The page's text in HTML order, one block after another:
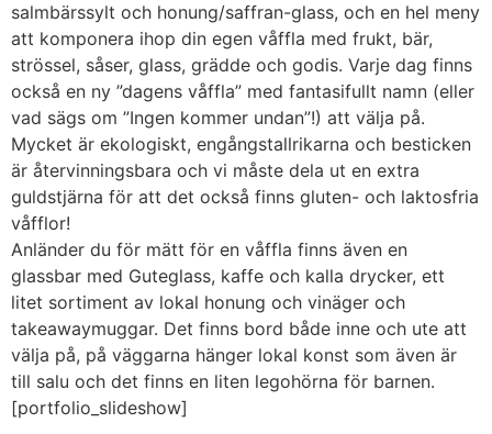
salmbärssylt och honung/saffran-glass, och en hel meny
att komponera ihop din egen våffla med frukt, bär,
strössel, såser, glass, grädde och godis. Varje dag finns
också en ny ”dagens våffla” med fantasifullt namn (eller
vad sägs om ”Ingen kommer undan”!) att välja på.
Mycket är ekologiskt, engångstallrikarna och besticken
är återvinningsbara och vi måste dela ut en extra
guldstjärna för att det också finns gluten- och laktosfria
våfflor!
Anländer du för mätt för en våffla finns även en
glassbar med Guteglass, kaffe och kalla drycker, ett
litet sortiment av lokal honung och vinäger och
takeawaymuggar. Det finns bord både inne och ute att
välja på, på väggarna hänger lokal konst som även är
till salu och det finns en liten legohörna för barnen.
[portfolio_slideshow]